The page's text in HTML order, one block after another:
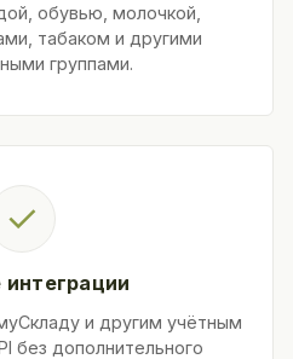
обувью, молочкой,
табаком и другими
группами.
✓
и другим учётным
без дополнительного